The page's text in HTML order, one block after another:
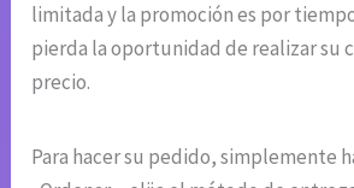
limitada y la promoción es por
pierda la oportunidad de realizar su
precio.
Para hacer su pedido, simplemente